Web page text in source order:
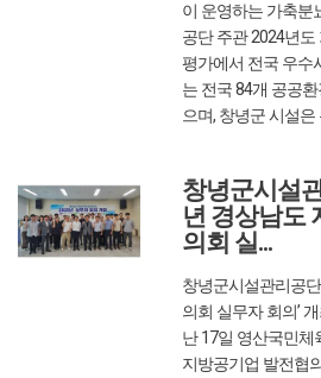
이 운영하는 가축분
공단 주관 2024년
평가에서 전국 우수
는 전국 84개 공공
으며, 창녕군 시설은
372
창녕군시설
년 경상남도
의회 실...
창녕군시설관리공
의회 실무자 회의’
난 17일 영산국민체
지방공기업 발전협